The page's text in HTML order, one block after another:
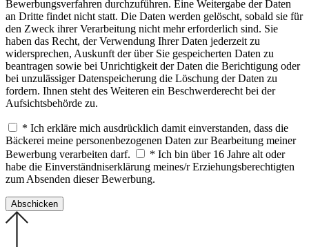
Bewerbungsverfahren durchzuführen. Eine Weitergabe der Daten
an Dritte findet nicht statt. Die Daten werden gelöscht, sobald sie für
den Zweck ihrer Verarbeitung nicht mehr erforderlich sind. Sie
haben das Recht, der Verwendung Ihrer Daten jederzeit zu
widersprechen, Auskunft der über Sie gespeicherten Daten zu
beantragen sowie bei Unrichtigkeit der Daten die Berichtigung oder
bei unzulässiger Datenspeicherung die Löschung der Daten zu
fordern. Ihnen steht des Weiteren ein Beschwerderecht bei der
Aufsichtsbehörde zu.
* Ich erkläre mich ausdrücklich damit einverstanden, dass die
Bäckerei meine personenbezogenen Daten zur Bearbeitung meiner
Bewerbung verarbeiten darf.
* Ich bin über 16 Jahre alt oder
habe die Einverständniserklärung meines/r Erziehungsberechtigten
zum Absenden dieser Bewerbung.